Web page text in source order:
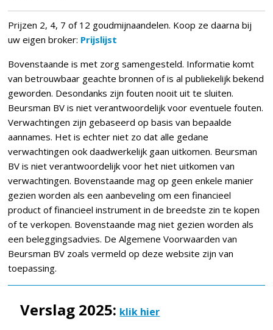
Prijzen 2, 4, 7 of 12 goudmijnaandelen. Koop ze daarna bij
uw eigen broker: Prijslijst
Bovenstaande is met zorg samengesteld. Informatie komt
van betrouwbaar geachte bronnen of is al publiekelijk bekend
geworden. Desondanks zijn fouten nooit uit te sluiten.
Beursman BV is niet verantwoordelijk voor eventuele fouten.
Verwachtingen zijn gebaseerd op basis van bepaalde
aannames. Het is echter niet zo dat alle gedane
verwachtingen ook daadwerkelijk gaan uitkomen. Beursman
BV is niet verantwoordelijk voor het niet uitkomen van
verwachtingen. Bovenstaande mag op geen enkele manier
gezien worden als een aanbeveling om een financieel
product of financieel instrument in de breedste zin te kopen
of te verkopen. Bovenstaande mag niet gezien worden als
een beleggingsadvies. De Algemene Voorwaarden van
Beursman BV zoals vermeld op deze website zijn van
toepassing.
Verslag 2025: klik hier